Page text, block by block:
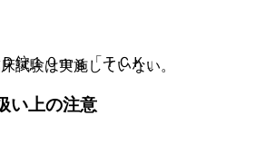
錠１０ｍｇ「ＴＣＫ」
試験は実施していない。
い上の注意